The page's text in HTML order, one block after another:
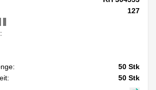
127
50 Stk
50 Stk